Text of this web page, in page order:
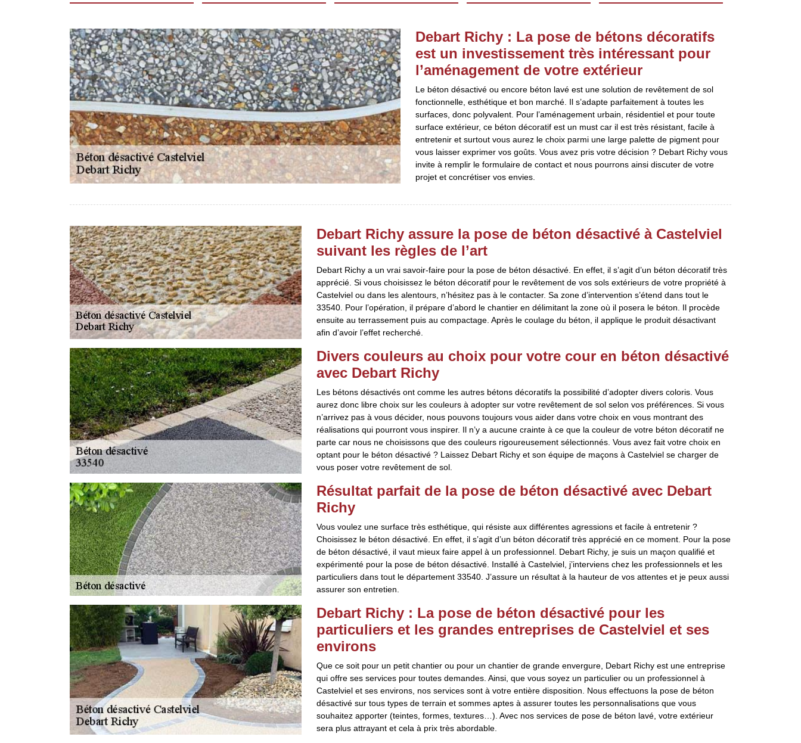
Debart Richy : La pose de bétons décoratifs
est un investissement très intéressant pour
l’aménagement de votre extérieur
Le béton désactivé ou encore béton lavé est une solution de revêtement de sol
fonctionnelle, esthétique et bon marché. Il s’adapte parfaitement à toutes les
surfaces, donc polyvalent. Pour l’aménagement urbain, résidentiel et pour toute
surface extérieur, ce béton décoratif est un must car il est très résistant, facile à
entretenir et surtout vous aurez le choix parmi une large palette de pigment pour
vous laisser exprimer vos goûts. Vous avez pris votre décision ? Debart Richy vous
invite à remplir le formulaire de contact et nous pourrons ainsi discuter de votre
projet et concrétiser vos envies.
Debart Richy assure la pose de béton désactivé à Castelviel
suivant les règles de l’art
Debart Richy a un vrai savoir-faire pour la pose de béton désactivé. En effet, il s’agit d’un béton décoratif très
apprécié. Si vous choisissez le béton décoratif pour le revêtement de vos sols extérieurs de votre propriété à
Castelviel ou dans les alentours, n’hésitez pas à le contacter. Sa zone d’intervention s’étend dans tout le
33540. Pour l’opération, il prépare d’abord le chantier en délimitant la zone où il posera le béton. Il procède
ensuite au terrassement puis au compactage. Après le coulage du béton, il applique le produit désactivant
afin d’avoir l’effet recherché.
Divers couleurs au choix pour votre cour en béton désactivé
avec Debart Richy
Les bétons désactivés ont comme les autres bétons décoratifs la possibilité d’adopter divers coloris. Vous
aurez donc libre choix sur les couleurs à adopter sur votre revêtement de sol selon vos préférences. Si vous
n’arrivez pas à vous décider, nous pouvons toujours vous aider dans votre choix en vous montrant des
réalisations qui pourront vous inspirer. Il n’y a aucune crainte à ce que la couleur de votre béton décoratif ne
parte car nous ne choisissons que des couleurs rigoureusement sélectionnés. Vous avez fait votre choix en
optant pour le béton désactivé ? Laissez Debart Richy et son équipe de maçons à Castelviel se charger de
vous poser votre revêtement de sol.
Résultat parfait de la pose de béton désactivé avec Debart
Richy
Vous voulez une surface très esthétique, qui résiste aux différentes agressions et facile à entretenir ?
Choisissez le béton désactivé. En effet, il s’agit d’un béton décoratif très apprécié en ce moment. Pour la pose
de béton désactivé, il vaut mieux faire appel à un professionnel. Debart Richy, je suis un maçon qualifié et
expérimenté pour la pose de béton désactivé. Installé à Castelviel, j’interviens chez les professionnels et les
particuliers dans tout le département 33540. J’assure un résultat à la hauteur de vos attentes et je peux aussi
assurer son entretien.
Debart Richy : La pose de béton désactivé pour les
particuliers et les grandes entreprises de Castelviel et ses
environs
Que ce soit pour un petit chantier ou pour un chantier de grande envergure, Debart Richy est une entreprise
qui offre ses services pour toutes demandes. Ainsi, que vous soyez un particulier ou un professionnel à
Castelviel et ses environs, nos services sont à votre entière disposition. Nous effectuons la pose de béton
désactivé sur tous types de terrain et sommes aptes à assurer toutes les personnalisations que vous
souhaitez apporter (teintes, formes, textures…). Avec nos services de pose de béton lavé, votre extérieur
sera plus attrayant et cela à prix très abordable.